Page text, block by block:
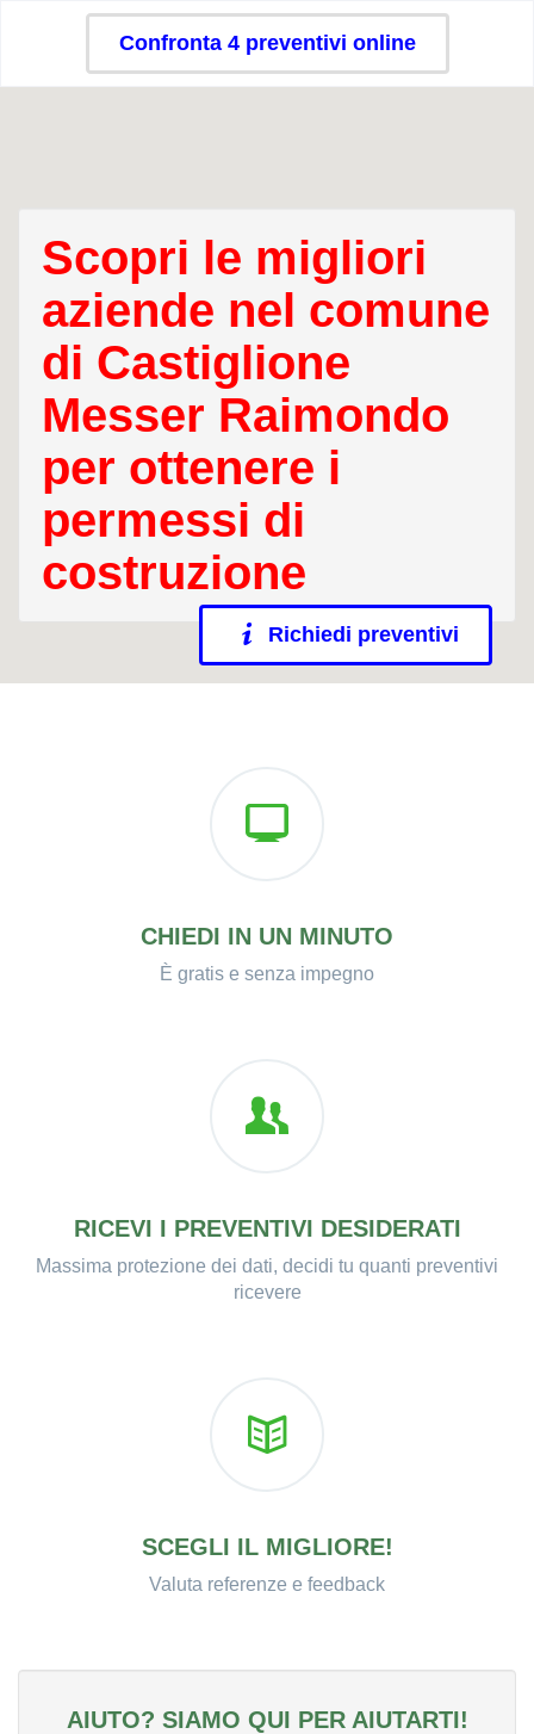
Confronta 4 preventivi online
Scopri le migliori
aziende nel comune
di Castiglione
Messer Raimondo
per ottenere i
permessi di
costruzione
Richiedi preventivi
CHIEDI IN UN MINUTO
È gratis e senza impegno
RICEVI I PREVENTIVI DESIDERATI
Massima protezione dei dati, decidi tu quanti preventivi
ricevere
SCEGLI IL MIGLIORE!
Valuta referenze e feedback
AIUTO? SIAMO QUI PER AIUTARTI!